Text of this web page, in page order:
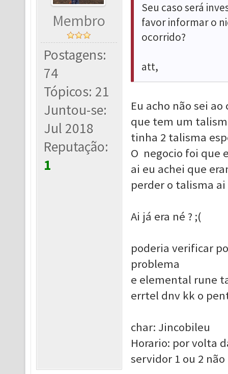
Membro
Postagens:
74
Tópicos: 21
Juntou-se:
Jul 2018
Reputação:
1
Seu caso será
favor informar o
ocorrido?
att,
Eu acho não sei
que tem um
tinha 2 talisma
O negocio foi que
ai eu achei que
perder o talisma
Ai já era né ? ;(
poderia verificar
problema
e elemental rune
errtel dnv kk o
char: Jincobileu
Horario: por volta
servidor 1 ou 2